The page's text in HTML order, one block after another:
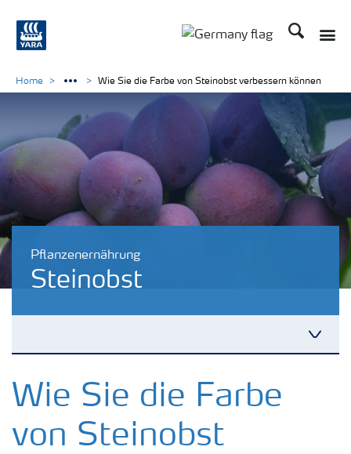
Suchen
Pflanzenernährung
Steinobst
Kulturen
Düngemittel
Home Wie Sie die Farbe von Steinobst verbessern können
Wie Sie die Farbe
von Steinobst